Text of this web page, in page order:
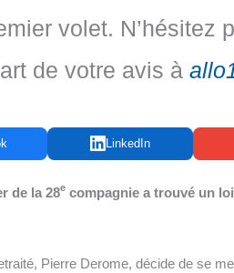
volet. N’hésitez
de votre avis à
LinkedIn
de la 28e com­pa­gnie a trou­vé un
Pierre Derome, décide de se